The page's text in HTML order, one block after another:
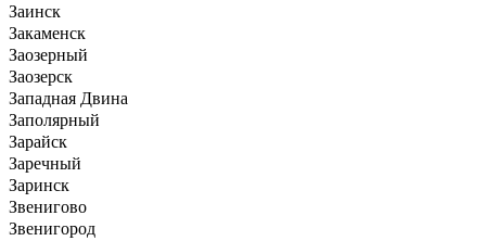
Заинск
Закаменск
Заозерный
Заозерск
Западная Двина
Заполярный
Зарайск
Заречный
Заринск
Звенигово
Звенигород